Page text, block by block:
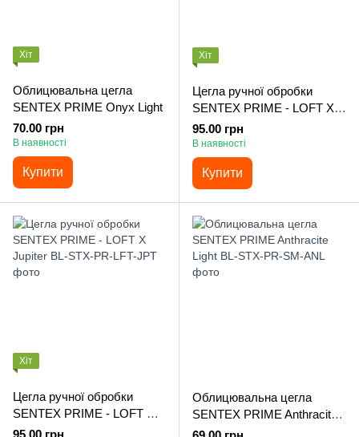
Хіт
Облицювальна цегла
SENTEX PRIME Onyx Light
70.00 грн
В наявності
Купити
Хіт
Цегла ручної обробки
SENTEX PRIME - LOFT X
GRANAT
95.00 грн
В наявності
Купити
Хіт
Цегла ручної обробки
SENTEX PRIME - LOFT X
Jupiter
95.00 грн
Облицювальна цегла
SENTEX PRIME Anthracite
Light